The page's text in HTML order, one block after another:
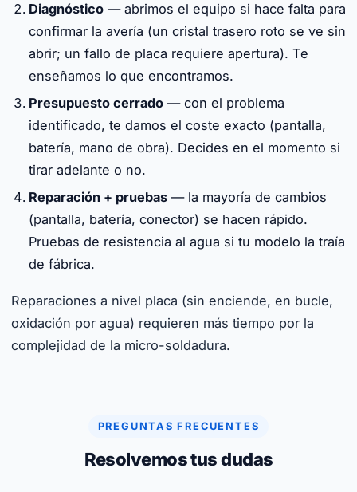
Diagnóstico — abrimos el equipo si hace falta para
confirmar la avería (un cristal trasero roto se ve sin
abrir; un fallo de placa requiere apertura). Te
enseñamos lo que encontramos.
Presupuesto cerrado — con el problema
identificado, te damos el coste exacto (pantalla,
batería, mano de obra). Decides en el momento si
tirar adelante o no.
Reparación + pruebas — la mayoría de cambios
(pantalla, batería, conector) se hacen rápido.
Pruebas de resistencia al agua si tu modelo la traía
de fábrica.
Reparaciones a nivel placa (sin enciende, en bucle,
oxidación por agua) requieren más tiempo por la
complejidad de la micro-soldadura.
PREGUNTAS FRECUENTES
Resolvemos tus dudas